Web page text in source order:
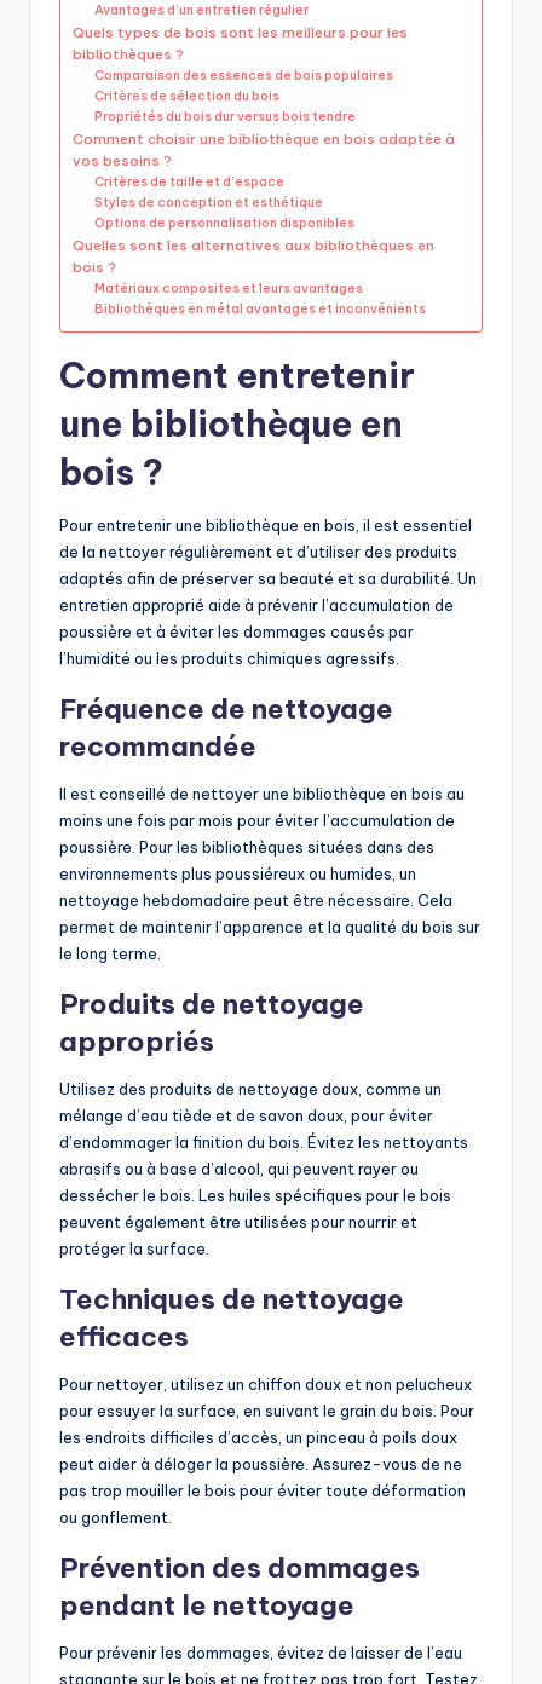
Avantages d’un entretien régulier
Quels types de bois sont les meilleurs pour les
bibliothèques ?
Comparaison des essences de bois populaires
Critères de sélection du bois
Propriétés du bois dur versus bois tendre
Comment choisir une bibliothèque en bois adaptée à
vos besoins ?
Critères de taille et d’espace
Styles de conception et esthétique
Options de personnalisation disponibles
Quelles sont les alternatives aux bibliothèques en
bois ?
Matériaux composites et leurs avantages
Bibliothèques en métal avantages et inconvénients
Comment entretenir
une bibliothèque en
bois ?
Pour entretenir une bibliothèque en bois, il est essentiel
de la nettoyer régulièrement et d’utiliser des produits
adaptés afin de préserver sa beauté et sa durabilité. Un
entretien approprié aide à prévenir l’accumulation de
poussière et à éviter les dommages causés par
l’humidité ou les produits chimiques agressifs.
Fréquence de nettoyage
recommandée
Il est conseillé de nettoyer une bibliothèque en bois au
moins une fois par mois pour éviter l’accumulation de
poussière. Pour les bibliothèques situées dans des
environnements plus poussiéreux ou humides, un
nettoyage hebdomadaire peut être nécessaire. Cela
permet de maintenir l’apparence et la qualité du bois sur
le long terme.
Produits de nettoyage
appropriés
Utilisez des produits de nettoyage doux, comme un
mélange d’eau tiède et de savon doux, pour éviter
d’endommager la finition du bois. Évitez les nettoyants
abrasifs ou à base d’alcool, qui peuvent rayer ou
dessécher le bois. Les huiles spécifiques pour le bois
peuvent également être utilisées pour nourrir et
protéger la surface.
Techniques de nettoyage
efficaces
Pour nettoyer, utilisez un chiffon doux et non pelucheux
pour essuyer la surface, en suivant le grain du bois. Pour
les endroits difficiles d’accès, un pinceau à poils doux
peut aider à déloger la poussière. Assurez-vous de ne
pas trop mouiller le bois pour éviter toute déformation
ou gonflement.
Prévention des dommages
pendant le nettoyage
Pour prévenir les dommages, évitez de laisser de l’eau
stagnante sur le bois et ne frottez pas trop fort. Testez